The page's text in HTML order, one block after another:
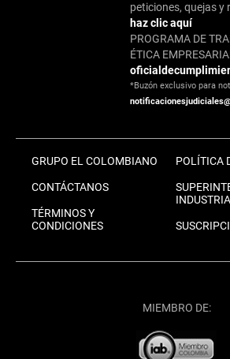
peticiones, quejas y
haz clic aquí
PROGRAMA DE
ÉTICA
*Buzón exclusivo para
GRUPO EL COLOMBIANO
CONTÁCTANOS
TÉRMINOS Y
CONDICIONES
POLÍTICA
MIEMBRO DE: